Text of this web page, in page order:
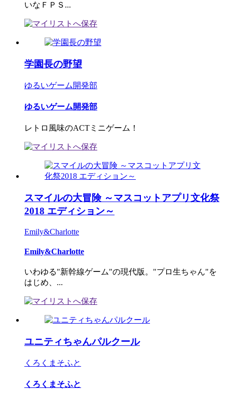
いなＦＰＳ...
学園長の野望
ゆるいゲーム開発部
ゆるいゲーム開発部
レトロ風味のACTミニゲーム！
スマイルの大冒険 ～マスコットアプリ文化祭
2018 エディション～
Emily&Charlotte
Emily&Charlotte
いわゆる"新幹線ゲーム"の現代版。"プロ生ちゃん"を
はじめ、...
ユニティちゃんパルクール
くろくまそふと
くろくまそふと